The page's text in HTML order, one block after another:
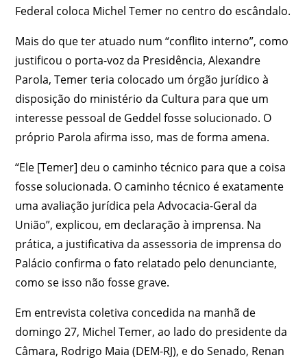
Federal coloca Michel Temer no centro do escândalo.
Mais do que ter atuado num “conflito interno”, como
justificou o porta-voz da Presidência, Alexandre
Parola, Temer teria colocado um órgão jurídico à
disposição do ministério da Cultura para que um
interesse pessoal de Geddel fosse solucionado. O
próprio Parola afirma isso, mas de forma amena.
“Ele [Temer] deu o caminho técnico para que a coisa
fosse solucionada. O caminho técnico é exatamente
uma avaliação jurídica pela Advocacia-Geral da
União”, explicou, em declaração à imprensa. Na
prática, a justificativa da assessoria de imprensa do
Palácio confirma o fato relatado pelo denunciante,
como se isso não fosse grave.
Em entrevista coletiva concedida na manhã de
domingo 27, Michel Temer, ao lado do presidente da
Câmara, Rodrigo Maia (DEM-RJ), e do Senado, Renan